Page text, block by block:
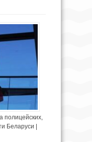
полицейских,
Беларуси |